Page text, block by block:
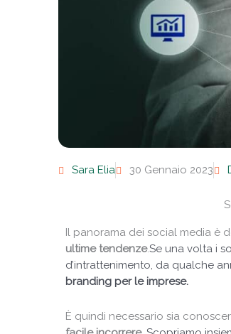
Sara Elia 30 Gennaio 2023
Il panorama dei social media è
ultime tendenze.Se una volta i
d’intrattenimento, da qualche
branding per le imprese.
È quindi necessario sia